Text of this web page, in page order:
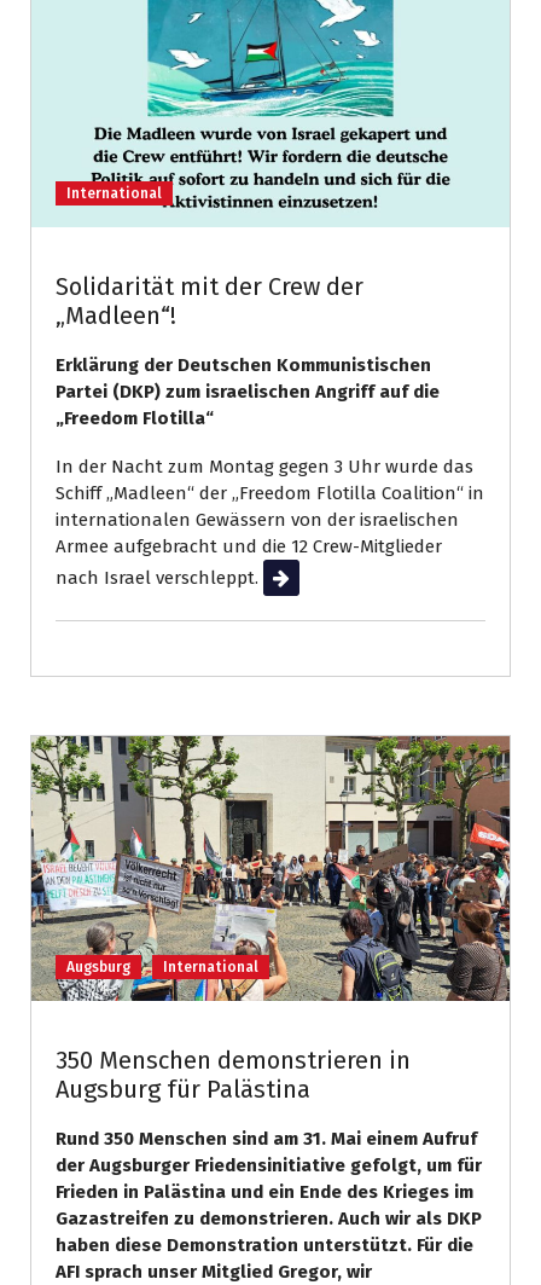
International
Solidarität mit der Crew der
„Madleen“!
Erklärung der Deutschen Kommunistischen
Partei (DKP) zum israelischen Angriff auf die
„Freedom Flotilla“
In der Nacht zum Montag gegen 3 Uhr wurde das
Schiff „Madleen“ der „Freedom Flotilla Coalition“ in
internationalen Gewässern von der israelischen
Armee aufgebracht und die 12 Crew-Mitglieder
nach Israel verschleppt.
Weiterlesen
Augsburg International
350 Menschen demonstrieren in
Augsburg für Palästina
Rund 350 Menschen sind am 31. Mai einem Aufruf
der Augsburger Friedensinitiative gefolgt, um für
Frieden in Palästina und ein Ende des Krieges im
Gazastreifen zu demonstrieren. Auch wir als DKP
haben diese Demonstration unterstützt. Für die
AFI sprach unser Mitglied Gregor, wir